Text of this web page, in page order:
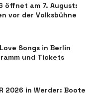
öffnet am 7. August:
vor der Volksbühne
Songs in Berlin
und Tickets
2026 in Werder: Boote